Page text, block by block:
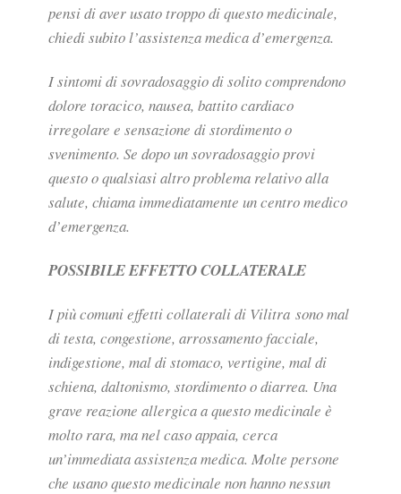
pensi di aver usato troppo di questo medicinale,
chiedi subito l’assistenza medica d’emergenza.
I sintomi di sovradosaggio di solito comprendono
dolore toracico, nausea, battito cardiaco
irregolare e sensazione di stordimento o
svenimento. Se dopo un sovradosaggio provi
questo o qualsiasi altro problema relativo alla
salute, chiama immediatamente un centro medico
d’emergenza.
POSSIBILE EFFETTO COLLATERALE
I più comuni effetti collaterali di Vilitra sono mal
di testa, congestione, arrossamento facciale,
indigestione, mal di stomaco, vertigine, mal di
schiena, daltonismo, stordimento o diarrea. Una
grave reazione allergica a questo medicinale è
molto rara, ma nel caso appaia, cerca
un’immediata assistenza medica. Molte persone
che usano questo medicinale non hanno nessun